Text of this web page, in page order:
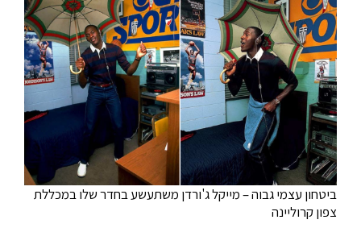
ביטחון עצמי גבוה – מייקל ג'ורדן משתעשע בחדר שלו במכללת
צפון קרוליינה